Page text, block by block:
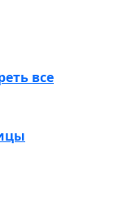
все